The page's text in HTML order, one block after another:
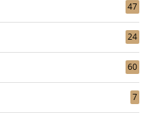
47
24
60
7